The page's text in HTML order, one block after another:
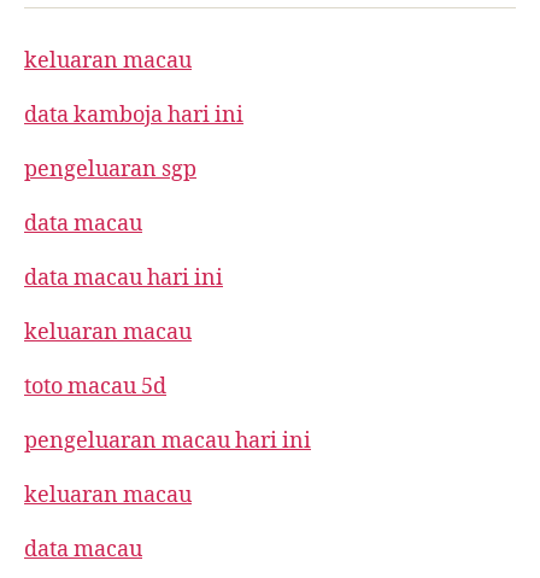
keluaran macau
data kamboja hari ini
pengeluaran sgp
data macau
data macau hari ini
keluaran macau
toto macau 5d
pengeluaran macau hari ini
keluaran macau
data macau